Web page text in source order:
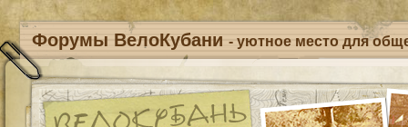
Форумы ВелоКубани - уютное место для